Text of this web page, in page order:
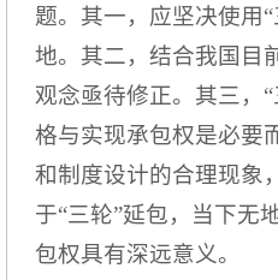
题。其一，应坚决使用
地。其二，结合我国目
观念亟待修正。其三，
格与实现承包权是必要
和制度设计的合理现象
于“三轮”延包，当下无
包权具有深远意义。